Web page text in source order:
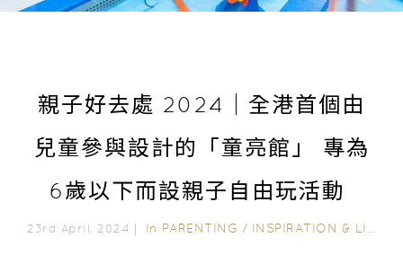
親子好去處 2024｜全港首個由
兒童參與設計的「童亮館」 專為
6歲以下而設親子自由玩活動
23rd April, 2024｜ In PARENTING / INSPIRATION & LIFESTYLE